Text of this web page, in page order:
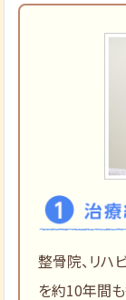
整骨院、リハ
を約10年間